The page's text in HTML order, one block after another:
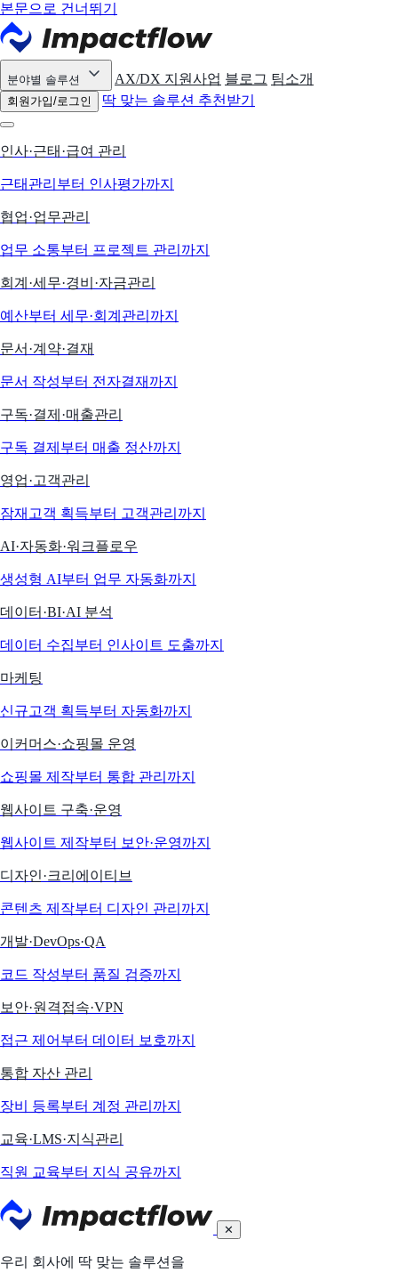
본문으로 건너뛰기
분야별 솔루션 AX/DX 지원사업 블로그 팀소개
회원가입/로그인 딱 맞는 솔루션 추천받기
인사·근태·급여 관리
근태관리부터 인사평가까지
협업·업무관리
업무 소통부터 프로젝트 관리까지
회계·세무·경비·자금관리
예산부터 세무·회계관리까지
문서·계약·결재
문서 작성부터 전자결재까지
구독·결제·매출관리
구독 결제부터 매출 정산까지
영업·고객관리
잠재고객 획득부터 고객관리까지
AI·자동화·워크플로우
생성형 AI부터 업무 자동화까지
데이터·BI·AI 분석
데이터 수집부터 인사이트 도출까지
마케팅
신규고객 획득부터 자동화까지
이커머스·쇼핑몰 운영
쇼핑몰 제작부터 통합 관리까지
웹사이트 구축·운영
웹사이트 제작부터 보안·운영까지
디자인·크리에이티브
콘텐츠 제작부터 디자인 관리까지
개발·DevOps·QA
코드 작성부터 품질 검증까지
보안·원격접속·VPN
접근 제어부터 데이터 보호까지
통합 자산 관리
장비 등록부터 계정 관리까지
교육·LMS·지식관리
직원 교육부터 지식 공유까지
✕
우리 회사에 딱 맞는 솔루션을